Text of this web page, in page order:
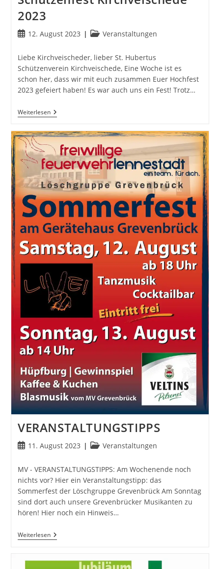
2023
Beitrag12. August 2023
Beitrags-
Veranstaltungen
Liebe Kirchveischeder, lieber St. Hubertus
Schützenverein Kirchveischede, Eine Woche ist es
schon her, dass wir mit euch zusammen Euer Hochfest
2023 gefeiert haben! Es war auch uns ein Fest! Trotz…
WeiterlesenSchützenfest
Kirchveischede
VERANSTALTUNGSTIPPS
Beitrag11. August 2023
Beitrags-
Veranstaltungen
MV - VERANSTALTUNGSTIPPS: Am Wochenende noch
nichts vor? Hier ein Veranstaltungstipp: das
Sommerfest der Löschgruppe Grevenbrück Am Sonntag
sind dort auch unsere Grevenbrücker Musikanten zu
hören! Hier noch ein Hinweis…
WeiterlesenVERANSTALTUNGSTIPPS